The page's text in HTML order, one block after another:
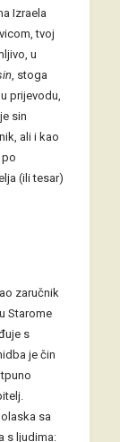
Izraela
tvoj
u
, stoga
prijevodu,
sin
ali i kao
po
(ili tesar)
zaručnik
Starome
s
je čin
sa
s ljudima: